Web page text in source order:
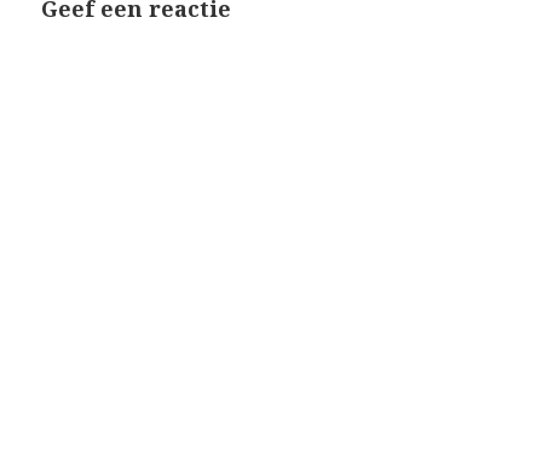
Geef een reactie